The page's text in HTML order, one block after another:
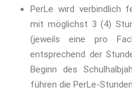
PerLe wird verbindlich
mit möglichst 3 (4)
(jeweils eine pro
entsprechend der
Beginn des
führen die PerLe-